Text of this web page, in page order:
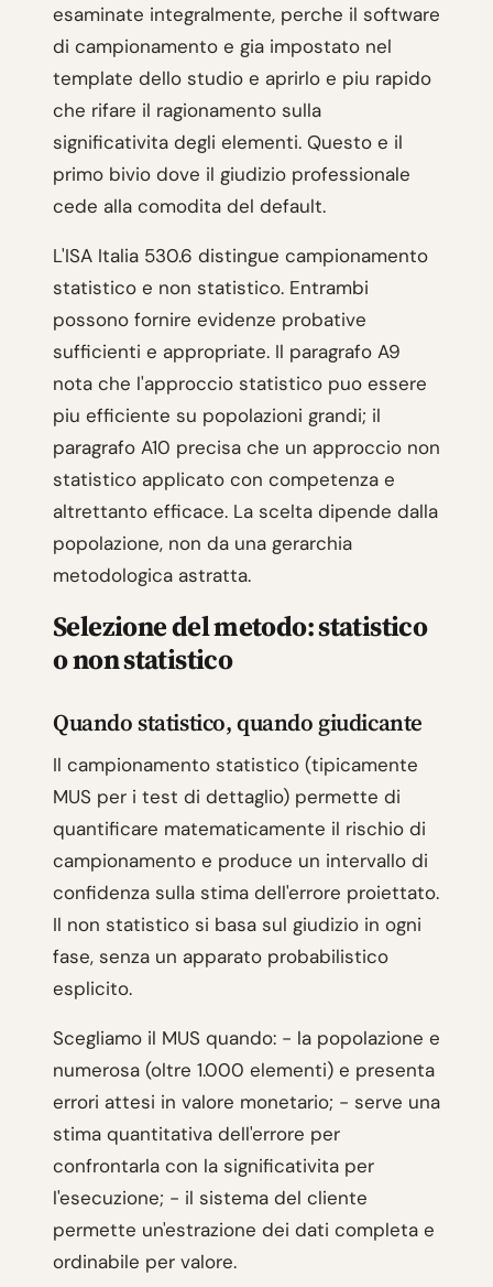
esaminate integralmente, perche il software
di campionamento e gia impostato nel
template dello studio e aprirlo e piu rapido
che rifare il ragionamento sulla
significativita degli elementi. Questo e il
primo bivio dove il giudizio professionale
cede alla comodita del default.
L'ISA Italia 530.6 distingue campionamento
statistico e non statistico. Entrambi
possono fornire evidenze probative
sufficienti e appropriate. Il paragrafo A9
nota che l'approccio statistico puo essere
piu efficiente su popolazioni grandi; il
paragrafo A10 precisa che un approccio non
statistico applicato con competenza e
altrettanto efficace. La scelta dipende dalla
popolazione, non da una gerarchia
metodologica astratta.
Selezione del metodo: statistico
o non statistico
Quando statistico, quando giudicante
Il campionamento statistico (tipicamente
MUS per i test di dettaglio) permette di
quantificare matematicamente il rischio di
campionamento e produce un intervallo di
confidenza sulla stima dell'errore proiettato.
Il non statistico si basa sul giudizio in ogni
fase, senza un apparato probabilistico
esplicito.
Scegliamo il MUS quando: - la popolazione e
numerosa (oltre 1.000 elementi) e presenta
errori attesi in valore monetario; - serve una
stima quantitativa dell'errore per
confrontarla con la significativita per
l'esecuzione; - il sistema del cliente
permette un'estrazione dei dati completa e
ordinabile per valore.